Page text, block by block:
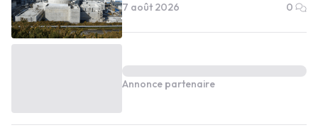
7 août 2026
0
Annonce partenaire